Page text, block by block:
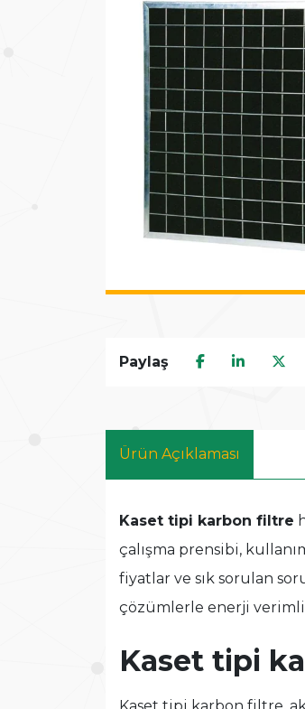
Paylaş
Ürün Açıklaması
Kaset tipi karbon filtre
çalışma prensibi,
fiyatlar ve sık sorulan
çözümlerle enerji
Kaset tipi